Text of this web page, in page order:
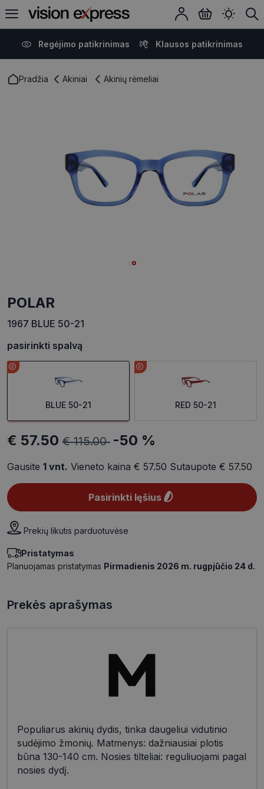
Regėjimo patikrinimas Klausos patikrinimas
Pradžia Akiniai Akinių rėmeliai
POLAR
1967 BLUE 50-21
pasirinkti spalvą
BLUE 50-21 RED 50-21
€ 57.50 € 115.00 -50 %
Gausite 1 vnt. Vieneto kaina € 57.50 Sutaupote € 57.50
Pasirinkti lęšius
Prekių likutis parduotuvėse
Pristatymas
Planuojamas pristatymas Pirmadienis 2026 m. rugpjūčio 24 d.
Prekės aprašymas
Populiarus akinių dydis, tinka daugeliui vidutinio
sudėjimo žmonių. Matmenys: dažniausiai plotis
būna 130-140 cm. Nosies tilteliai: reguliuojami pagal
nosies dydį.